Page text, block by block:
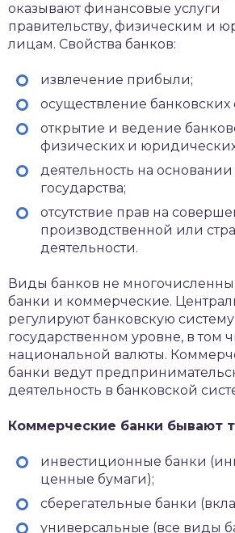
оказывают финансовые услуги
правительству, физическим и
лицам. Свойства банков:
извлечение прибыли;
осуществление
открытие и ведение
физических и
деятельность на
государства;
отсутствие прав на
производственной или
деятельности.
Виды банков не
банки и коммерческие.
регулируют банковскую
государственном уровне, в том
национальной валюты.
банки ведут
деятельность в банковской
Коммерческие банки бывают
инвестиционные банки
ценные бумаги);
сберегательные банки
универсальные (все виды